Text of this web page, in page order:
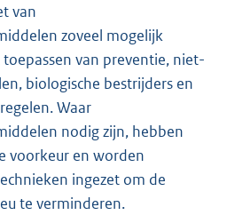
van
zoveel mogelijk
van preventie, niet-
biologische bestrijders en
Waar
nodig zijn, hebben
voorkeur en worden
ingezet om de
te verminderen.